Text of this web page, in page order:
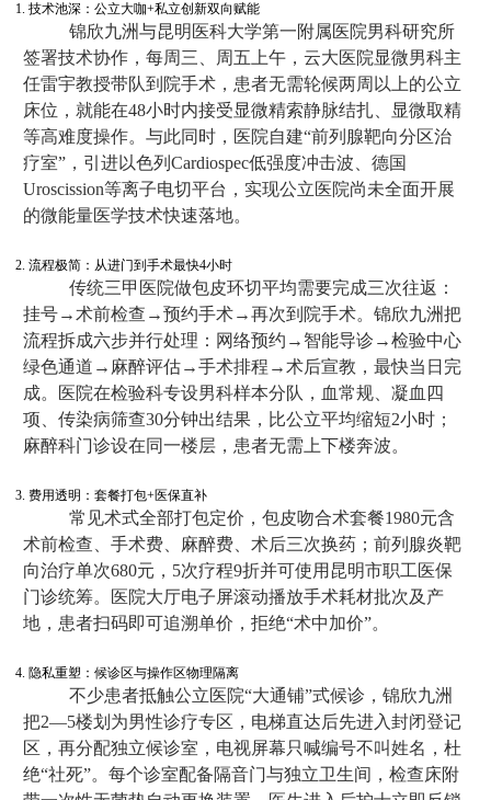
1. 技术池深：公立大咖+私立创新双向赋能
锦欣九洲与昆明医科大学第一附属医院男科研究所
签署技术协作，每周三、周五上午，云大医院显微男科主
任雷宇教授带队到院手术，患者无需轮候两周以上的公立
床位，就能在48小时内接受显微精索静脉结扎、显微取精
等高难度操作。与此同时，医院自建“前列腺靶向分区治
疗室”，引进以色列Cardiospec低强度冲击波、德国
Uroscission等离子电切平台，实现公立医院尚未全面开展
的微能量医学技术快速落地。
2. 流程极简：从进门到手术最快4小时
传统三甲医院做包皮环切平均需要完成三次往返：
挂号→术前检查→预约手术→再次到院手术。锦欣九洲把
流程拆成六步并行处理：网络预约→智能导诊→检验中心
绿色通道→麻醉评估→手术排程→术后宣教，最快当日完
成。医院在检验科专设男科样本分队，血常规、凝血四
项、传染病筛查30分钟出结果，比公立平均缩短2小时；
麻醉科门诊设在同一楼层，患者无需上下楼奔波。
3. 费用透明：套餐打包+医保直补
常见术式全部打包定价，包皮吻合术套餐1980元含
术前检查、手术费、麻醉费、术后三次换药；前列腺炎靶
向治疗单次680元，5次疗程9折并可使用昆明市职工医保
门诊统筹。医院大厅电子屏滚动播放手术耗材批次及产
地，患者扫码即可追溯单价，拒绝“术中加价”。
4. 隐私重塑：候诊区与操作区物理隔离
不少患者抵触公立医院“大通铺”式候诊，锦欣九洲
把2—5楼划为男性诊疗专区，电梯直达后先进入封闭登记
区，再分配独立候诊室，电视屏幕只喊编号不叫姓名，杜
绝“社死”。每个诊室配备隔音门与独立卫生间，检查床附